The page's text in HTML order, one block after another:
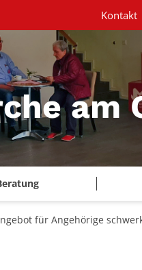
am
Kontakt
für Angehörige